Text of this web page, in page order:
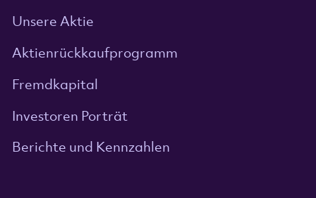
Unsere Aktie
Aktienrückkaufprogramm
Fremdkapital
Investoren Porträt
Berichte und Kennzahlen